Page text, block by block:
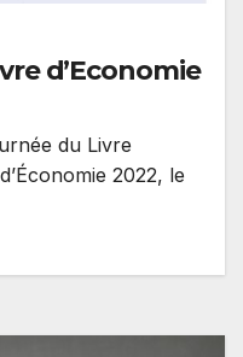
d’Economie
du Livre
2022, le